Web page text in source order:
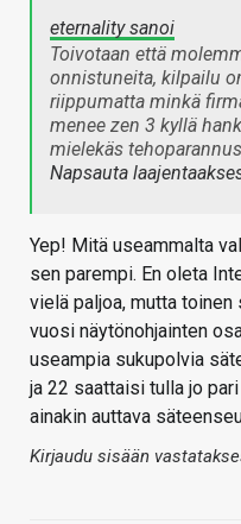
eternality sanoi
Toivotaan että
onnistuneita, kilpailu
riippumatta minkä
menee zen 3 kyllä
mielekäs
Napsauta
Yep! Mitä useammalta
sen parempi. En oleta
vielä paljoa, mutta
vuosi näytönohjainten
useampia sukupolvia
ja 22 saattaisi tulla jo
ainakin auttava
Kirjaudu sisään